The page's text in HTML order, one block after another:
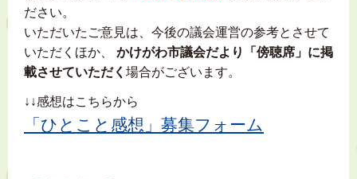
ださい。
いただいたご意見は、今後の議会運営の参考とさせて
いただくほか、
かけがわ市議会だより「傍聴席」に掲
載させていただく 場合がございます。
↓↓感想はこちらから
「ひとこと感想」募集フォーム